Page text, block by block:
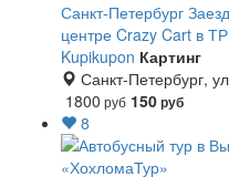
Санкт-Петербург
центре Crazy Cart в
Kupikupon Картинг
Санкт-Петербург,
1800 руб 150руб
8